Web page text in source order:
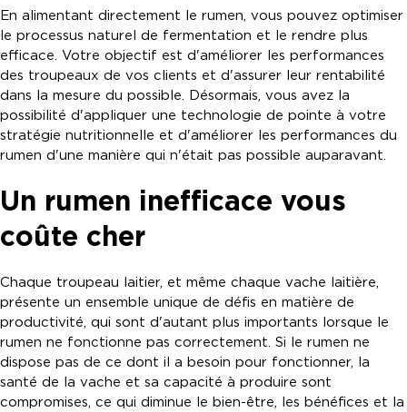
En alimentant directement le rumen, vous pouvez optimiser
le processus naturel de fermentation et le rendre plus
efficace. Votre objectif est d'améliorer les performances
des troupeaux de vos clients et d'assurer leur rentabilité
dans la mesure du possible. Désormais, vous avez la
possibilité d'appliquer une technologie de pointe à votre
stratégie nutritionnelle et d'améliorer les performances du
rumen d'une manière qui n'était pas possible auparavant.
Un rumen inefficace vous
coûte cher
Chaque troupeau laitier, et même chaque vache laitière,
présente un ensemble unique de défis en matière de
productivité, qui sont d'autant plus importants lorsque le
rumen ne fonctionne pas correctement. Si le rumen ne
dispose pas de ce dont il a besoin pour fonctionner, la
santé de la vache et sa capacité à produire sont
compromises, ce qui diminue le bien-être, les bénéfices et la